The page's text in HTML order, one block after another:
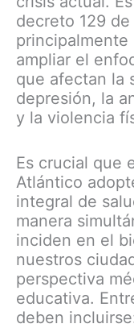
decreto 129
ampliar el
que afectan la
depresión, la
y la violencia
Es crucial que
Atlántico
integral de
manera
inciden en el
nuestros
perspectiva
educativa.
deben